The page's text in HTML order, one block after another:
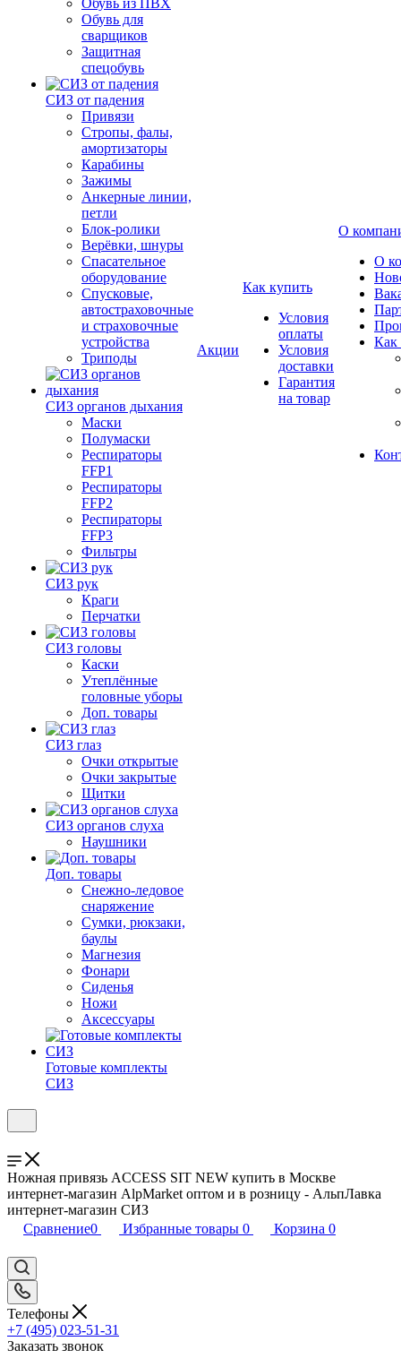
Обувь из ПВХ
Обувь для
сварщиков
Защитная
спецобувь
СИЗ от падения
Привязи
Стропы, фалы,
амортизаторы
Карабины
Зажимы
Анкерные линии,
петли
Блок-ролики
Верёвки, шнуры
Спасательное
оборудование
Спусковые,
автостраховочные
и страховочные
устройства
Триподы
СИЗ органов дыхания
Маски
Полумаски
Респираторы
FFP1
Респираторы
FFP2
Респираторы
FFP3
Фильтры
СИЗ рук
Краги
Перчатки
СИЗ головы
Каски
Утеплённые
головные уборы
Доп. товары
СИЗ глаз
Очки открытые
Очки закрытые
Щитки
СИЗ органов слуха
Наушники
Доп. товары
Снежно-ледовое
снаряжение
Сумки, рюкзаки,
баулы
Магнезия
Фонари
Сиденья
Ножи
Аксессуары
Готовые комплекты
СИЗ
Акции
Как купить
Условия
оплаты
Условия
доставки
Гарантия
на товар
О
О
Как
Ножная привязь ACCESS SIT NEW купить в Москве
интернет-магазин AlpMarket оптом и в розницу - АльпЛавка
интернет-магазин СИЗ
Сравнение0 Избранные товары 0 Корзина 0
Телефоны
+7 (495) 023-51-31
Заказать звонок